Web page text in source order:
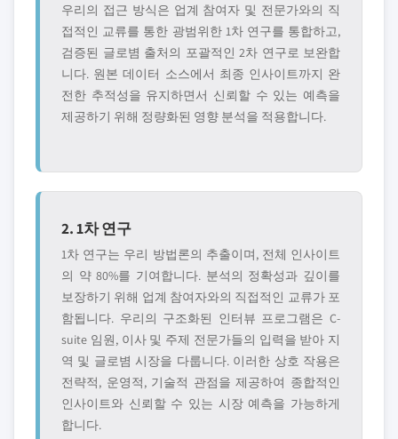
우리의 접근 방식은 업계 참여자 및 전문가와의 직
접적인 교류를 통한 광범위한 1차 연구를 통합하고,
검증된 글로볌 출처의 포괄적인 2차 연구로 보완합
니다. 원본 데이터 소스에서 최종 인사이트까지 완
전한 추적성을 유지하면서 신뢰할 수 있는 예측을
제공하기 위해 정량화된 영향 분석을 적용합니다.
2. 1차 연구
1차 연구는 우리 방법론의 추출이며, 전체 인사이트
의 약 80%를 기여합니다. 분석의 정확성과 깊이를
보장하기 위해 업계 참여자와의 직접적인 교류가 포
함됩니다. 우리의 구조화된 인터뷰 프로그램은 C-
suite 임원, 이사 및 주제 전문가들의 입력을 받아 지
역 및 글로볌 시장을 다룹니다. 이러한 상호 작용은
전략적, 운영적, 기술적 관점을 제공하여 종합적인
인사이트와 신뢰할 수 있는 시장 예측을 가능하게
합니다.